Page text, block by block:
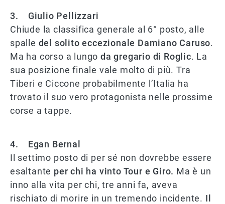
3. Giulio Pellizzari
Chiude la classifica generale al 6° posto, alle
spalle del solito eccezionale Damiano Caruso.
Ma ha corso a lungoda gregario di Roglic. La
sua posizione finale vale molto di più. Tra
Tiberi e Ciccone probabilmente l’Italia ha
trovato il suo vero protagonista nelle prossime
corse a tappe.
4. Egan Bernal
Il settimo posto di per sé non dovrebbe essere
esaltante per chi ha vinto Tour e Giro. Ma è un
inno alla vita per chi, tre anni fa, aveva
rischiato di morire in un tremendo incidente. Il